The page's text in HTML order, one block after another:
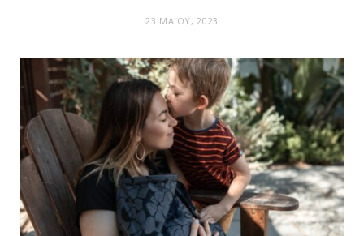
23 ΜΑΪ́ΟΥ, 2023